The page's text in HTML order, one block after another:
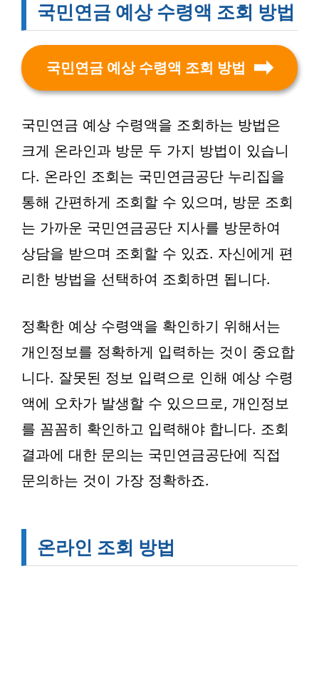
국민연금 예상 수령액 조회 방법
국민연금 예상 수령액 조회 방법
국민연금 예상 수령액을 조회하는 방법은
크게 온라인과 방문 두 가지 방법이 있습니
다. 온라인 조회는 국민연금공단 누리집을
통해 간편하게 조회할 수 있으며, 방문 조회
는 가까운 국민연금공단 지사를 방문하여
상담을 받으며 조회할 수 있죠. 자신에게 편
리한 방법을 선택하여 조회하면 됩니다.
정확한 예상 수령액을 확인하기 위해서는
개인정보를 정확하게 입력하는 것이 중요합
니다. 잘못된 정보 입력으로 인해 예상 수령
액에 오차가 발생할 수 있으므로, 개인정보
를 꼼꼼히 확인하고 입력해야 합니다. 조회
결과에 대한 문의는 국민연금공단에 직접
문의하는 것이 가장 정확하죠.
온라인 조회 방법